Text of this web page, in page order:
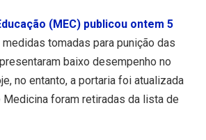
(MEC) publicou ontem 5
tomadas para punição das
baixo desempenho no
no entanto, a portaria foi atualizada
foram retiradas da lista de